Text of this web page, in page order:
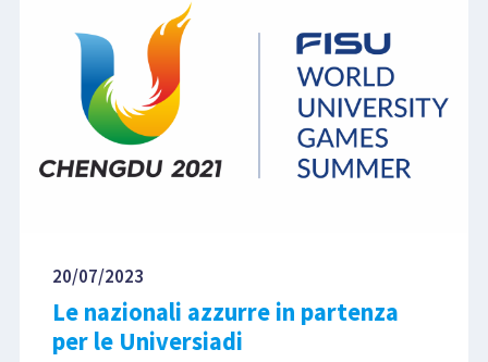
20/07/2023
Le nazionali azzurre in partenza
per le Universiadi